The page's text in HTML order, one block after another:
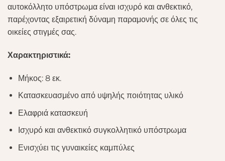
αυτοκόλλητο υπόστρωμα είναι ισχυρό και ανθεκτικό,
παρέχοντας εξαιρετική δύναμη παραμονής σε όλες τις
οικείες στιγμές σας.
Χαρακτηριστικά:
Μήκος: 8 εκ.
Κατασκευασμένο από υψηλής ποιότητας υλικό
Ελαφριά κατασκευή
Ισχυρό και ανθεκτικό συγκολλητικό υπόστρωμα
Ενισχύει τις γυναικείες καμπύλες